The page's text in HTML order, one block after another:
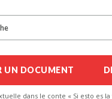
UN DOCUMENT
dans le conte « Si esto es la